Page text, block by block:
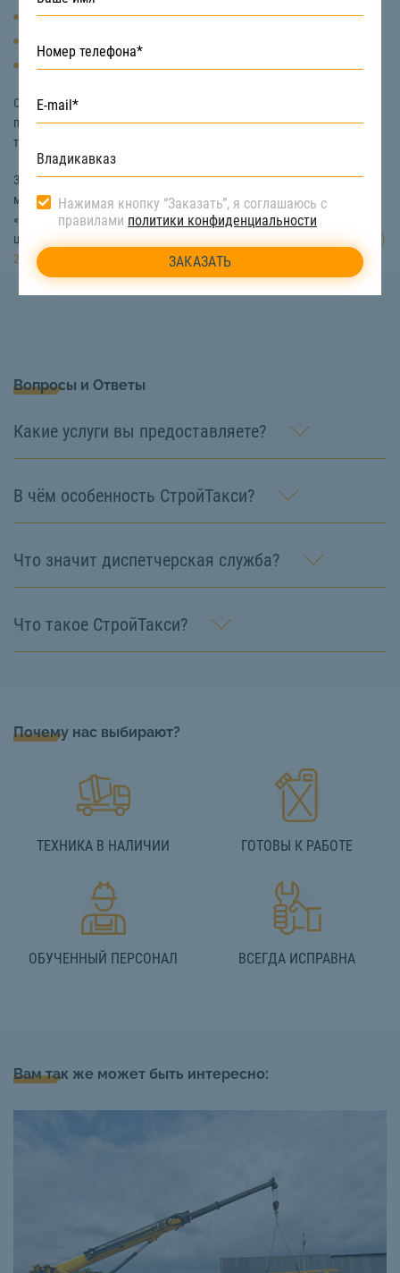
Автовышка
Кран-манипулятор
С их помощью можно доставить на высоту рабочих, снимать и
погружать металлические элементы, очищать рабочую площадку и
т.д.
Заказать спецтехнику для осуществления демонтажа
металлоконструкций во Владикавказе вы можете на сайте
«СтройТакси». Мы предоставим технику с экипажем по доступной
цене. Подробная информация и помощь в выборе по телефону:8 (800)
222-90-66
Вопросы и Ответы
Какие услуги вы предоставляете?
В чём особенность СтройТакси?
Что значит диспетчерская служба?
Что такое СтройТакси?
Почему нас выбирают?
ТЕХНИКА В НАЛИЧИИ ГОТОВЫ К РАБОТЕ
ОБУЧЕННЫЙ ПЕРСОНАЛ ВСЕГДА ИСПРАВНА
Вам так же может быть интересно:
Нажимая кнопку “Заказать”, я соглашаюсь с
правилами политики конфиденциальности